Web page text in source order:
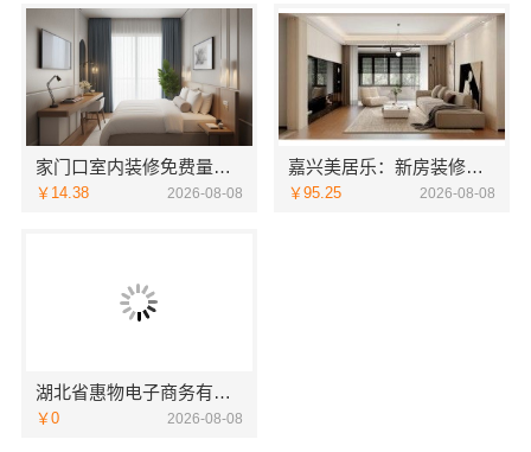
家门口室内装修免费量房，浙江宜美嘉装饰贴心服务
￥14.38 2026-08-08
嘉兴美居乐：新房装修匠心施工收费
￥95.25 2026-08-08
湖北省惠物电子商务有限公司优惠数码家电工具价格
￥0 2026-08-08